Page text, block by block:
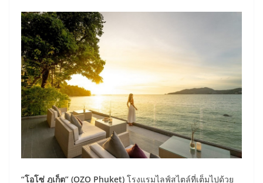
“โอโซ่ ภูเก็ต” (OZO Phuket) โรงแรมไลฟ์สไตล์ที่เต็มไปด้วย